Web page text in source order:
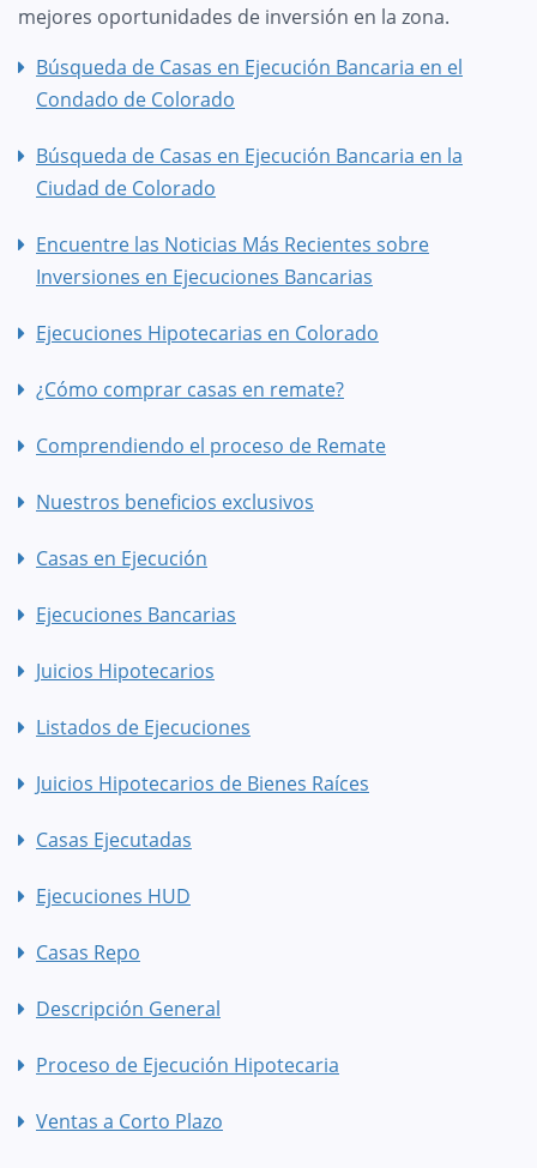
mejores oportunidades de inversión en la zona.
Búsqueda de Casas en Ejecución Bancaria en el
Condado de Colorado
Búsqueda de Casas en Ejecución Bancaria en la
Ciudad de Colorado
Encuentre las Noticias Más Recientes sobre
Inversiones en Ejecuciones Bancarias
Ejecuciones Hipotecarias en Colorado
¿Cómo comprar casas en remate?
Comprendiendo el proceso de Remate
Nuestros beneficios exclusivos
Casas en Ejecución
Ejecuciones Bancarias
Juicios Hipotecarios
Listados de Ejecuciones
Juicios Hipotecarios de Bienes Raíces
Casas Ejecutadas
Ejecuciones HUD
Casas Repo
Descripción General
Proceso de Ejecución Hipotecaria
Ventas a Corto Plazo